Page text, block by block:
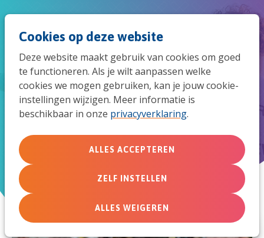
Cookies op deze website
Deze website maakt gebruik van cookies om goed
te functioneren. Als je wilt aanpassen welke
cookies we mogen gebruiken, kan je jouw cookie-
instellingen wijzigen. Meer informatie is
beschikbaar in onze privacyverklaring.
ALLES ACCEPTEREN
ZELF INSTELLEN
ALLES WEIGEREN
naar
de
Al onze nieuwsberichten
Nu bij MissieNederland